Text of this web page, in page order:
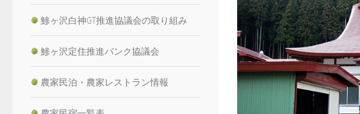
鯵ヶ沢白神GT推進協議会の取り組み
鯵ヶ沢定住推進バンク協議会
農家民泊・農家レストラン情報